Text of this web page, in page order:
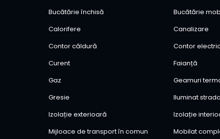
Bucătărie închisă
Bucătărie
Calorifere
Canalizare
Contor căldură
Contor
Curent
Faianță
Gaz
Geamuri
Gresie
Iluminat
Izolație exterioară
Izolație
Mijloace de transport în comun
Mobilat